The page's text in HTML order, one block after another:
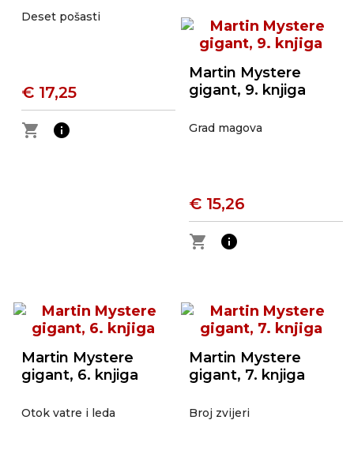
Deset pošasti
€ 17,25
shopping_cart
info
Martin Mystere
gigant, 9. knjiga
Grad magova
€ 15,26
shopping_cart
info
Martin Mystere
gigant, 6. knjiga
Otok vatre i leda
Martin Mystere
gigant, 7. knjiga
Broj zvijeri